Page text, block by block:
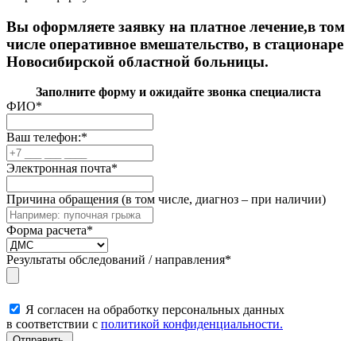
Вы оформляете заявку на платное лечение,в том
числе оперативное вмешательство, в стационаре
Новосибирской областной больницы.
Заполните форму и ожидайте звонка специалиста
ФИО*
Ваш телефон:*
Электронная почта*
Причина обращения (в том числе, диагноз – при наличии)
Форма расчета*
Результаты обследований / направления*
Я согласен на обработку персональных данных
в соответствии с политикой конфиденциальности.